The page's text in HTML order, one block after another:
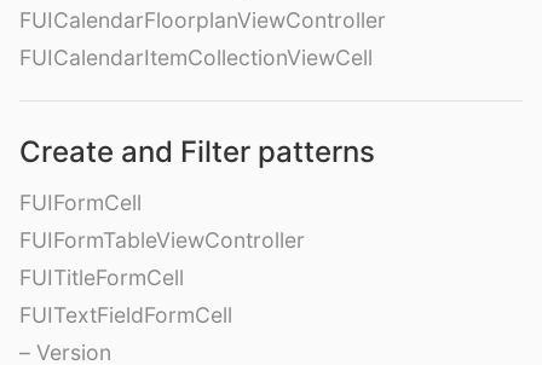
FUICalendarFloorplanViewController
FUICalendarItemCollectionViewCell
Create and Filter patterns
FUIFormCell
FUIFormTableViewController
FUITitleFormCell
FUITextFieldFormCell
– Version